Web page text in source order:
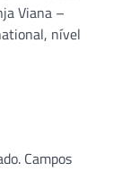
Viana –
nível
Campos